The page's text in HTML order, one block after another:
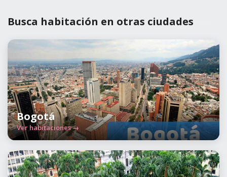
Busca habitación en otras ciudades
Bogotá
Ver habitaciones →